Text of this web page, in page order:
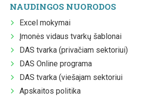
NAUDINGOS NUORODOS
Excel mokymai
Įmonės vidaus tvarkų šablonai
DAS tvarka (privačiam sektoriui)
DAS Online programa
DAS tvarka (viešajam sektoriui
Apskaitos politika